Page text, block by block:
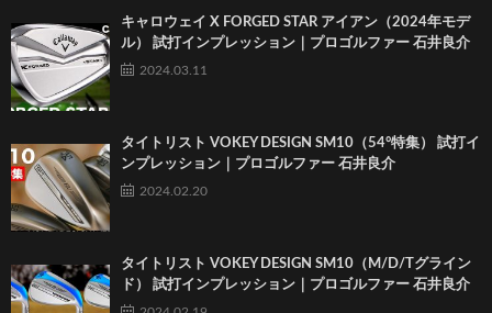
キャロウェイ X FORGED STAR アイアン（2024年モデ
ル） 試打インプレッション｜プロゴルファー 石井良介
2024.03.11
タイトリスト VOKEY DESIGN SM10（54°特集） 試打イ
ンプレッション｜プロゴルファー 石井良介
2024.02.20
タイトリスト VOKEY DESIGN SM10（M/D/Tグライン
ド） 試打インプレッション｜プロゴルファー 石井良介